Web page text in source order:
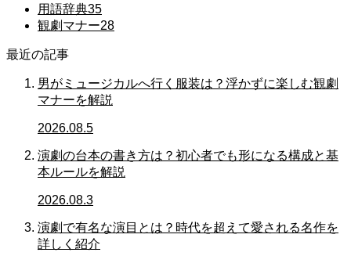
用語辞典35
観劇マナー28
最近の記事
男がミュージカルへ行く服装は？浮かずに楽しむ観劇
マナーを解説
2026.08.5
演劇の台本の書き方は？初心者でも形になる構成と基
本ルールを解説
2026.08.3
演劇で有名な演目とは？時代を超えて愛される名作を
詳しく紹介